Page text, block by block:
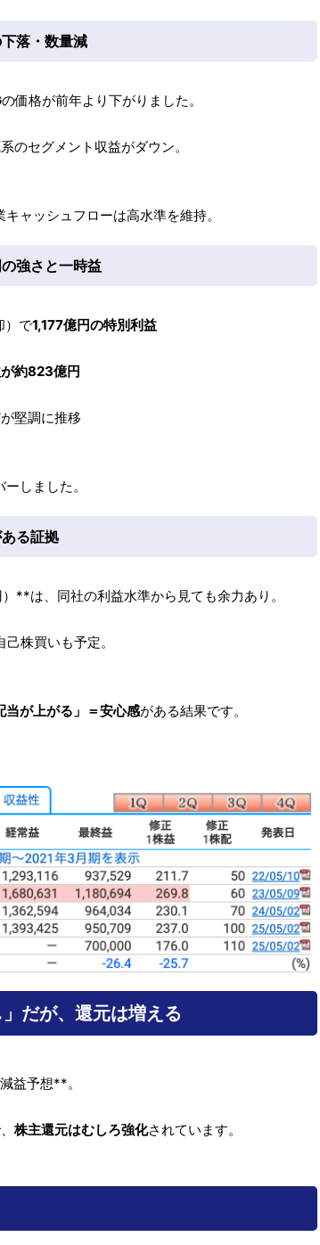
落・数量減
の価格が前年より下がりました。
のセグメント収益がダウン。
ャッシュフローは高水準を維持。
強さと一時益
）で1,177億円の特別利益
約823億円
堅調に推移
しました。
る証拠
**は、同社の利益水準から見ても余力あり。
株買いも予定。
当が上がる」＝安心感がある結果です。
だが、還元は増える
益予想**。
株主還元はむしろ強化されています。